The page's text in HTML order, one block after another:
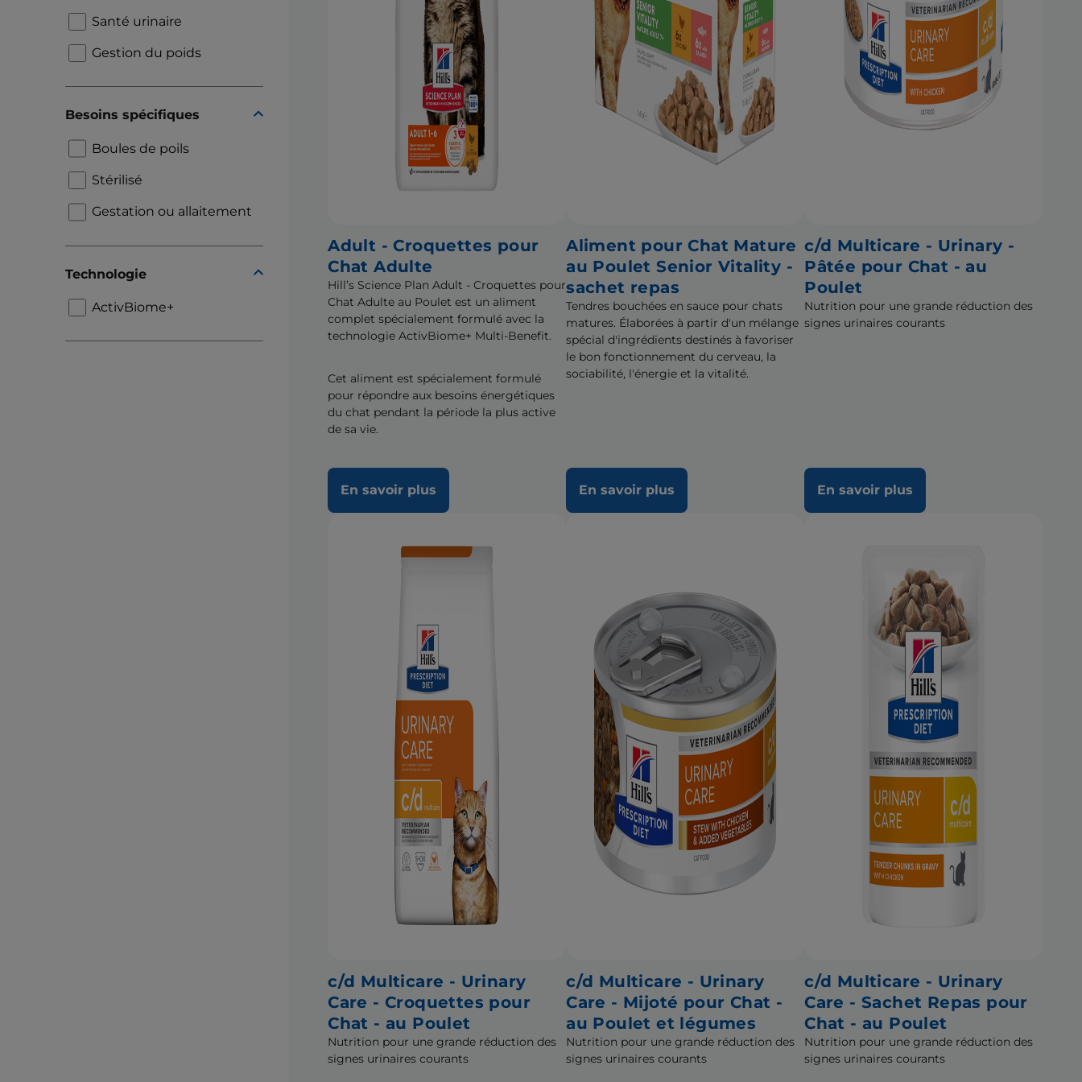
Santé urinaire
Gestion du poids
Besoins spécifiques
Boules de poils
Stérilisé
Gestation ou allaitement
Technologie
ActivBiome+
Adult - Croquettes pour
Chat Adulte
Hill’s Science Plan Adult - Croquettes pour
Chat Adulte au Poulet est un aliment
complet spécialement formulé avec la
technologie ActivBiome+ Multi-Benefit.
Cet aliment est spécialement formulé
pour répondre aux besoins énergétiques
du chat pendant la période la plus active
de sa vie.
En savoir plus
Aliment pour Chat Mature
au Poulet Senior Vitality -
sachet repas
Tendres bouchées en sauce pour chats
matures. Élaborées à partir d'un mélange
spécial d'ingrédients destinés à favoriser
le bon fonctionnement du cerveau, la
sociabilité, l'énergie et la vitalité.
En savoir plus
c/d Multicare - Urinary -
Pâtée pour Chat - au
Poulet
Nutrition pour une grande réduction des
signes urinaires courants
En savoir plus
c/d Multicare - Urinary
Care - Croquettes pour
Chat - au Poulet
Nutrition pour une grande réduction des
signes urinaires courants
c/d Multicare - Urinary
Care - Mijoté pour Chat -
au Poulet et légumes
Nutrition pour une grande réduction des
signes urinaires courants
c/d Multicare - Urinary
Care - Sachet Repas pour
Chat - au Poulet
Nutrition pour une grande réduction des
signes urinaires courants